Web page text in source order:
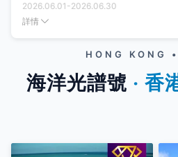
2026.06.01 -2026.06.30
詳情
HONG KONG
海洋光譜號 ‧ 香